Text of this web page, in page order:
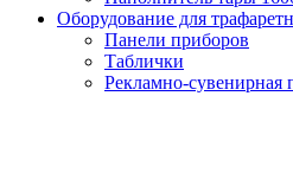
Оборудование для
Панели приборов
Таблички
Рекламно-сувенирная